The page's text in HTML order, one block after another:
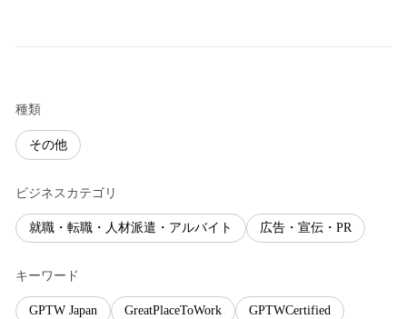
種類
その他
ビジネスカテゴリ
就職・転職・人材派遣・アルバイト 広告・宣伝・PR
キーワード
GPTW Japan GreatPlaceToWork GPTWCertified